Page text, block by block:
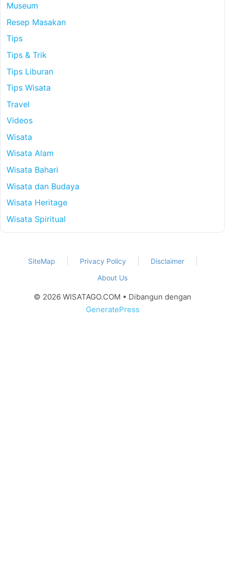
Museum
Resep Masakan
Tips
Tips & Trik
Tips Liburan
Tips Wisata
Travel
Videos
Wisata
Wisata Alam
Wisata Bahari
Wisata dan Budaya
Wisata Heritage
Wisata Spiritual
SiteMap Privacy Policy
Disclaimer
About Us
© 2026 WISATAGO.COM • Dibangun dengan
GeneratePress